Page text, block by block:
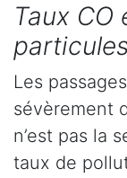
Taux CO
Les
sévèrement
n’est pas la
taux de